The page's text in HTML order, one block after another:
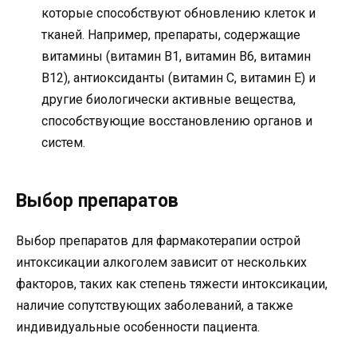
которые способствуют обновлению клеток и
тканей. Например, препараты, содержащие
витамины (витамин В1, витамин В6, витамин
В12), антиоксиданты (витамин С, витамин Е) и
другие биологически активные вещества,
способствующие восстановлению органов и
систем.
Выбор препаратов
Выбор препаратов для фармакотерапии острой
интоксикации алкоголем зависит от нескольких
факторов, таких как степень тяжести интоксикации,
наличие сопутствующих заболеваний, а также
индивидуальные особенности пациента.